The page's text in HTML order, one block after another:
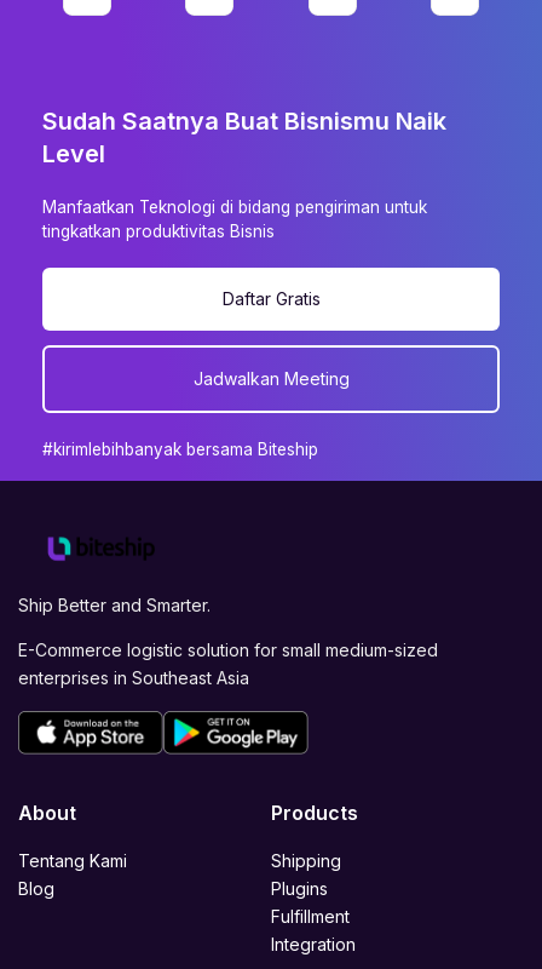
Sudah Saatnya Buat Bisnismu Naik
Level
Manfaatkan Teknologi di bidang pengiriman untuk
tingkatkan produktivitas Bisnis
Daftar Gratis
Jadwalkan Meeting
#kirimlebihbanyak bersama Biteship
Ship Better and Smarter.
E-Commerce logistic solution for small medium-sized
enterprises in Southeast Asia
About
Tentang Kami
Blog
Products
Shipping
Plugins
Fulfillment
Integration